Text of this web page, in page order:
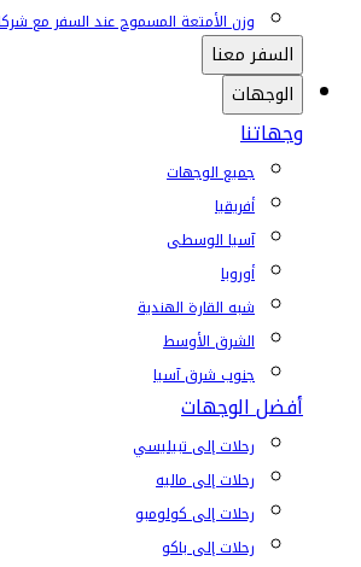
وزن الأمتعة المسموح عند السفر مع
السفر معنا
الوجهات
وجهاتنا
جميع الوجهات
أفريقيا
آسيا الوسطى
أوروبا
شبه القارة الهندية
الشرق الأوسط
جنوب شرق آسيا
أفضل الوجهات
رحلات إلى تبيليسي
رحلات إلى ماليه
رحلات إلى كولومبو
رحلات إلى باكو